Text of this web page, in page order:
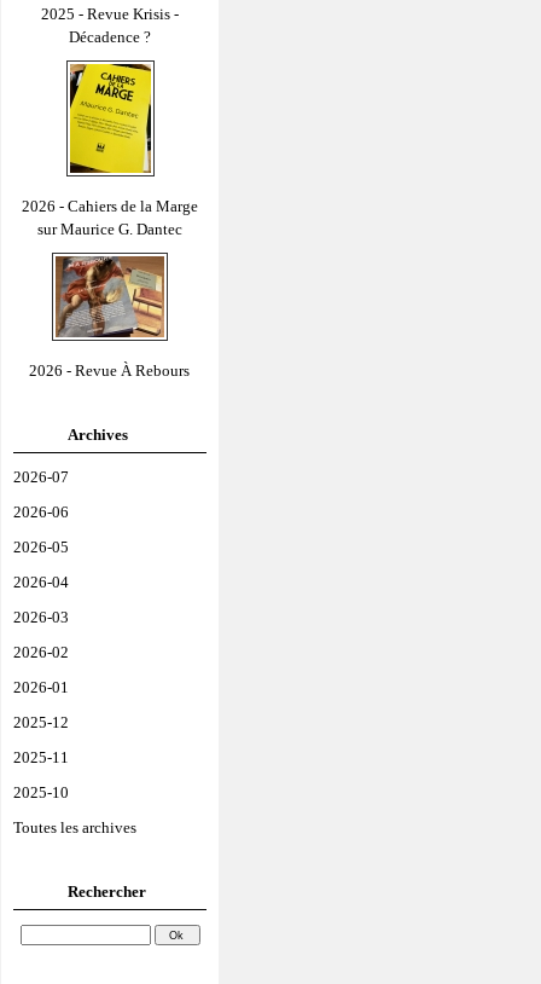
2025 - Revue Krisis -
Décadence ?
2026 - Cahiers de la Marge
sur Maurice G. Dantec
2026 - Revue À Rebours
Archives
2026-07
2026-06
2026-05
2026-04
2026-03
2026-02
2026-01
2025-12
2025-11
2025-10
Toutes les archives
Rechercher